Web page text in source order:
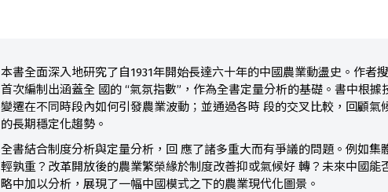
本書全面深入地研究了自1931年開始長達六十年的中國農業動盪史。作者
首次編制出涵蓋全 國的 “氣氛指數”，作為全書定量分析的基礎。書中根
變遷在不同時段內如何引發農業波動；並通過各時 段的交叉比較，回顧
的長期穩定化趨勢。
全書結合制度分析與定量分析，回 應了諸多重大而有爭議的問題。例如
輕孰重？改革開放後的農業繁榮緣於制度改善抑或氣候好 轉？未來中國
略中加以分析，展現了一幅中國模式之下的農業現代化圖景。